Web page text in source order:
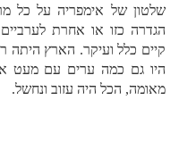
שלטון של אימפריה על כל
הגדרה כזו או אחרת
קיים כלל ועיקר. הארץ היתה
היו גם כמה ערים עם מעט
מאומה, הכל היה עזוב ונחשל.